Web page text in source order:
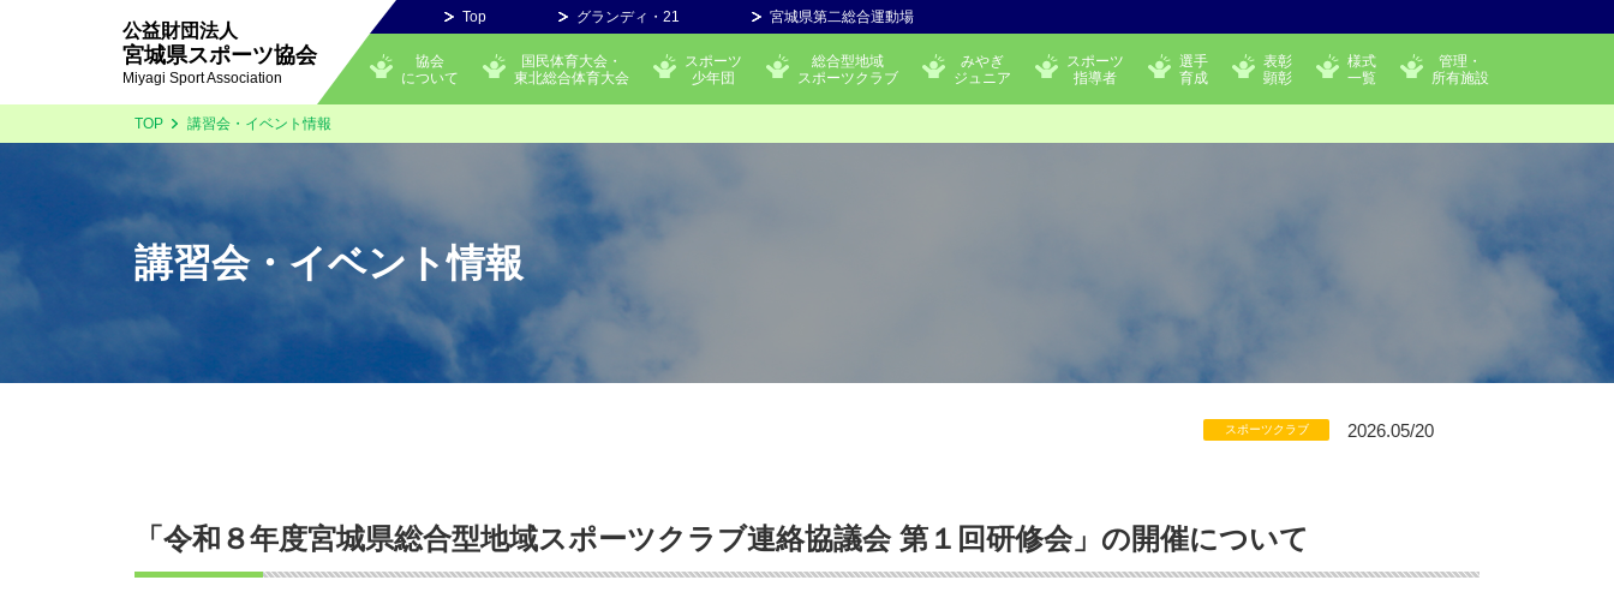
公益財団法人
宮城県スポーツ協会
Miyagi Sport Association
Top グランディ・21 宮城県第二総合運動場
協会
について
国民体育大会・
東北総合体育大会
スポーツ
少年団
総合型地域
スポーツクラブ
みやぎ
ジュニア
スポーツ
指導者
選手
育成
表彰
顕彰
様式
一覧
管理・
所有施設
TOP 講習会・イベント情報
講習会・イベント情報
スポーツクラブ 2026.05/20
「令和８年度宮城県総合型地域スポーツクラブ連絡協議会 第１回研修会」の開催について